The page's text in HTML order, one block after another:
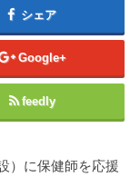
シェア
Google+
feedly
）に保健師を応援